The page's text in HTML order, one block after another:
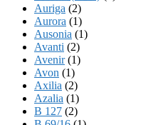
Auriga (2)
Aurora (1)
Ausonia (1)
Avanti (2)
Avenir(1)
Avon (1)
Axilia (2)
Azalia (1)
B 127 (2)